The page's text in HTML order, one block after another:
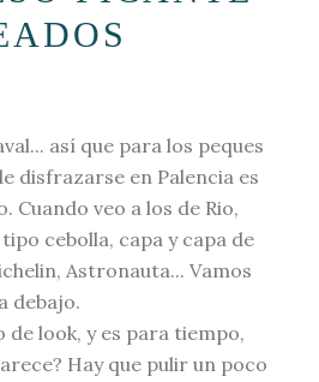
así que para los peques
disfrazarse en Palencia es
veo a los de Rio,
cebolla, capa y capa de
Astronauta... Vamos
debajo.
de look, y es para tiempo,
Hay que pulir un poco